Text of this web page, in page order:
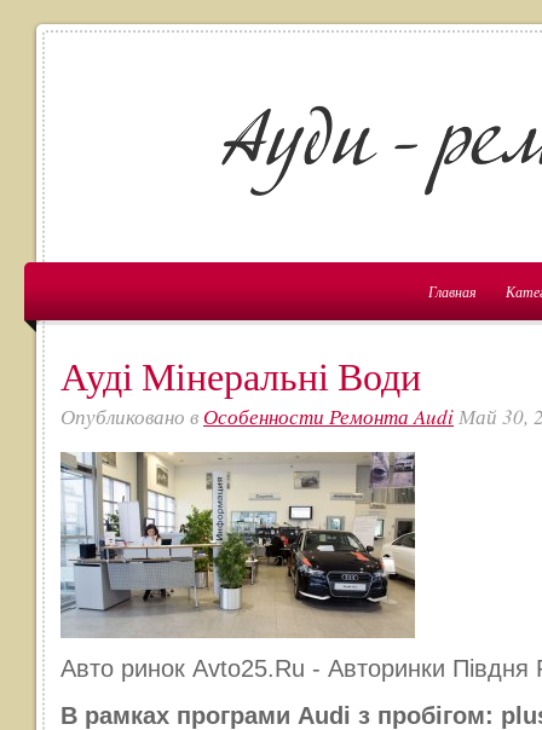
Главная
Ауді Мінеральні Води
Опубликовано вОсобенности Ремонта AudiМай 30,
Авто ринок Avto25.Ru - Авторинки Півдня
В рамках програми Audi з пробігом: